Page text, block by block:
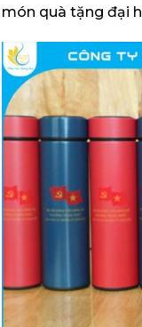
món quà tặng đại